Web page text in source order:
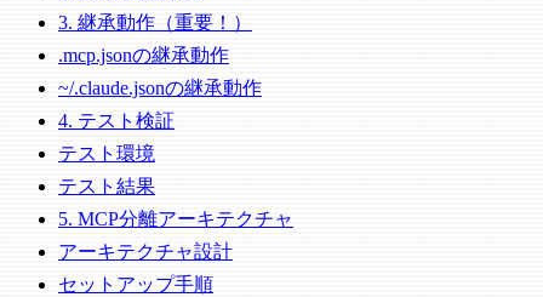
3. 継承動作（重要！）
.mcp.jsonの継承動作
~/.claude.jsonの継承動作
4. テスト検証
テスト環境
テスト結果
5. MCP分離アーキテクチャ
アーキテクチャ設計
セットアップ手順